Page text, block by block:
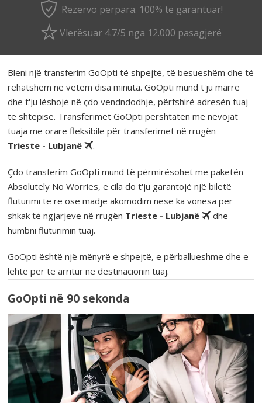
Rezervo përpara. 100% të garantuar!
Vlerësuar 4.7/5 nga 12.000 pasagjerë
Bleni një transferim GoOpti të shpejtë, të besueshëm dhe të
rehatshëm në vetëm disa minuta. GoOpti mund t'ju marrë
dhe t'ju lëshojë në çdo vendndodhje, përfshirë adresën tuaj
të shtëpisë. Transferimet GoOpti përshtaten me nevojat
tuaja me orare fleksibile për transferimet në rrugën
Trieste - Lubjanë
.
Çdo transferim GoOpti mund të përmirësohet me paketën
Absolutely No Worries, e cila do t'ju garantojë një biletë
fluturimi të re ose madje akomodim nëse ka vonesa për
shkak të ngjarjeve në rrugën Trieste - Lubjanë
dhe
humbni fluturimin tuaj.
GoOpti është një mënyrë e shpejtë, e përballueshme dhe e
lehtë për të arritur në destinacionin tuaj.
GoOpti në 90 sekonda